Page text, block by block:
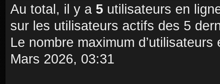
Au total, il y a 5 utilisateurs en
sur les utilisateurs actifs des 5
Le nombre maximum
Mars 2026, 03:31